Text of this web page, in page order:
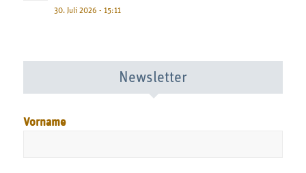
30. Juli 2026 - 15:11
Newsletter
Vorname